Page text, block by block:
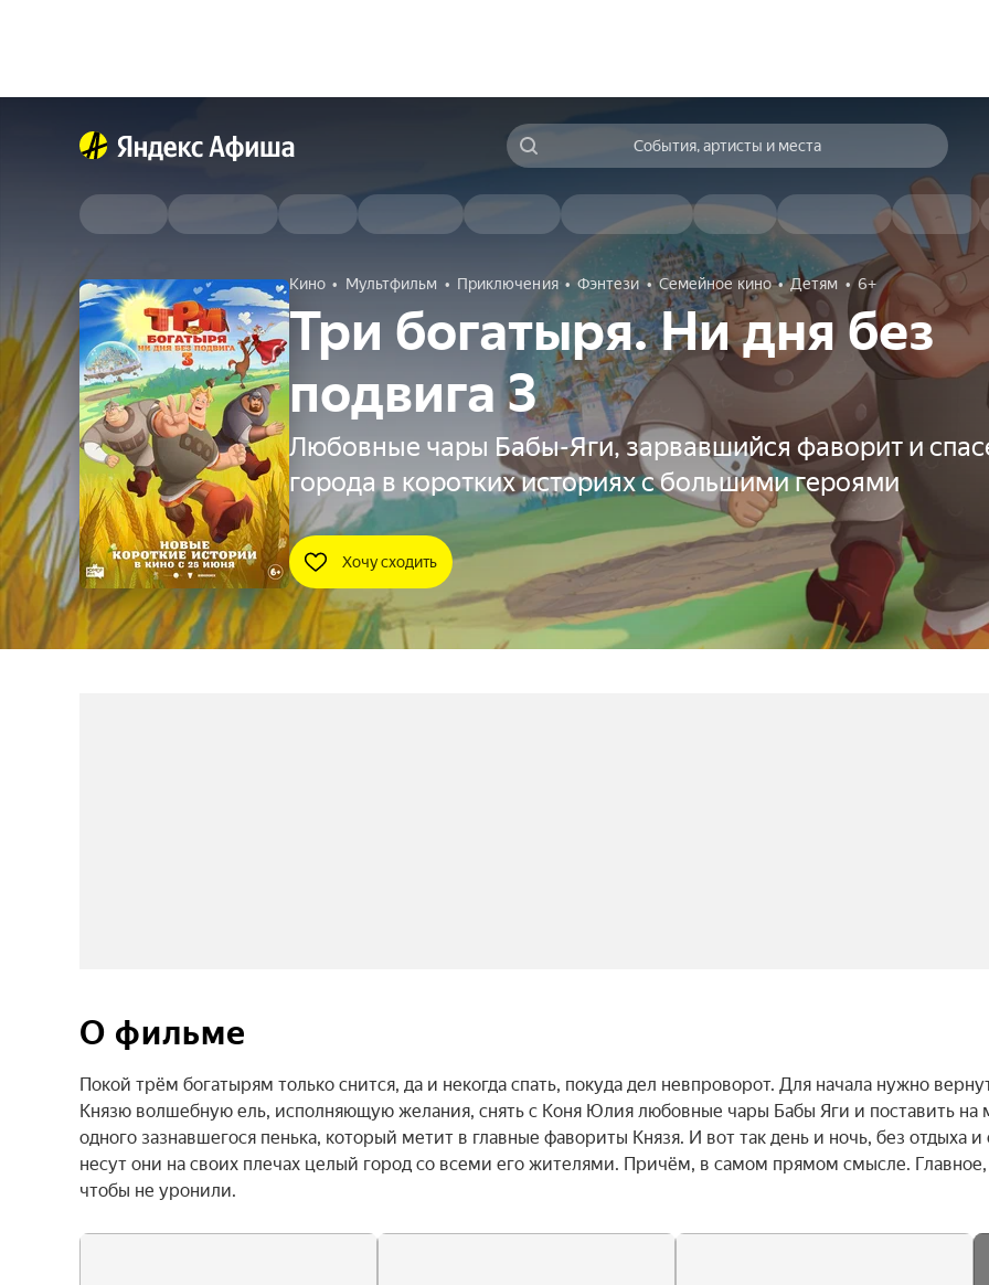
События, артисты и места
Кино Мультфильм Приключения Фэнтези Семейное кино Детям 6+
Три богатыря. Ни дня без
подвига 3
Любовные чары Бабы-Яги, зарвавшийся фаворит и
города в коротких историях с большими героями
Хочу сходить
О фильме
Покой трём богатырям только снится, да и некогда спать, покуда дел невпроворот. Для начала нужно
Князю волшебную ель, исполняющую желания, снять с Коня Юлия любовные чары Бабы Яги и поставить на
одного зазнавшегося пенька, который метит в главные фавориты Князя. И вот так день и ночь, без отдыха и
несут они на своих плечах целый город со всеми его жителями. Причём, в самом прямом смысле. Главное,
чтобы не уронили.